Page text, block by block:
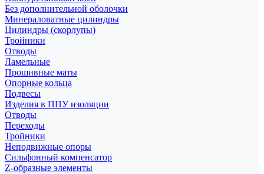
Без дополнительной оболочки
Минераловатные цилиндры
Цилиндры (скорлупы)
Тройники
Отводы
Ламельные
Прошивные маты
Опорные кольца
Подвесы
Изделия в ППУ изоляции
Отводы
Переходы
Тройники
Неподвижные опоры
Cильфонный компенсатор
Z-образные элементы